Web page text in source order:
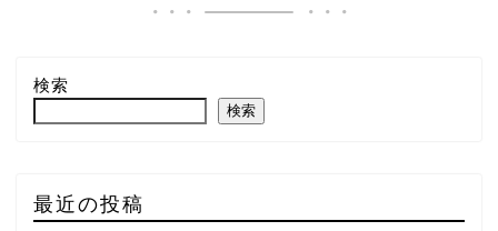
検索
検索
最近の投稿